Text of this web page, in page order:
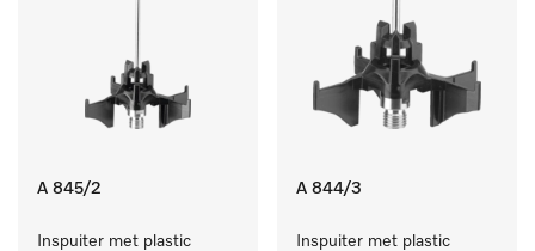
A 845/2
Inspuiter met plastic
A 844/3
Inspuiter met plastic